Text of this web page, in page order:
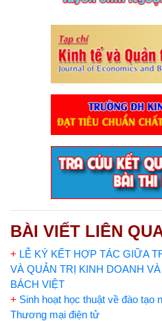
BÀI VIẾT LIÊN
+ LỄ KÝ KẾT HỢP TÁC GIỮA
VÀ QUẢN TRỊ KINH DOANH
BÁCH VIỆT
+ Sinh hoạt học thuật về đào tạo
Thương mại điện tử